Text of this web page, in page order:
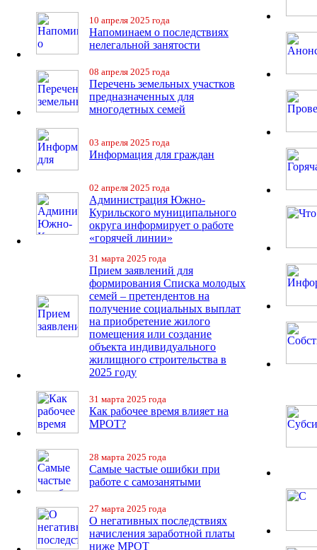
10 апреля 2025 года
Напоминаем о последствиях
нелегальной занятости
08 апреля 2025 года
Перечень земельных участков
предназначенных для
многодетных семей
03 апреля 2025 года
Информация для граждан
02 апреля 2025 года
Администрация Южно-
Курильского муниципального
округа информирует о работе
«горячей линии»
31 марта 2025 года
Прием заявлений для
формирования Списка молодых
семей – претендентов на
получение социальных выплат
на приобретение жилого
помещения или создание
объекта индивидуального
жилищного строительства в
2025 году
31 марта 2025 года
Как рабочее время влияет на
МРОТ?
28 марта 2025 года
Самые частые ошибки при
работе с самозанятыми
27 марта 2025 года
О негативных последствиях
начисления заработной платы
ниже МРОТ